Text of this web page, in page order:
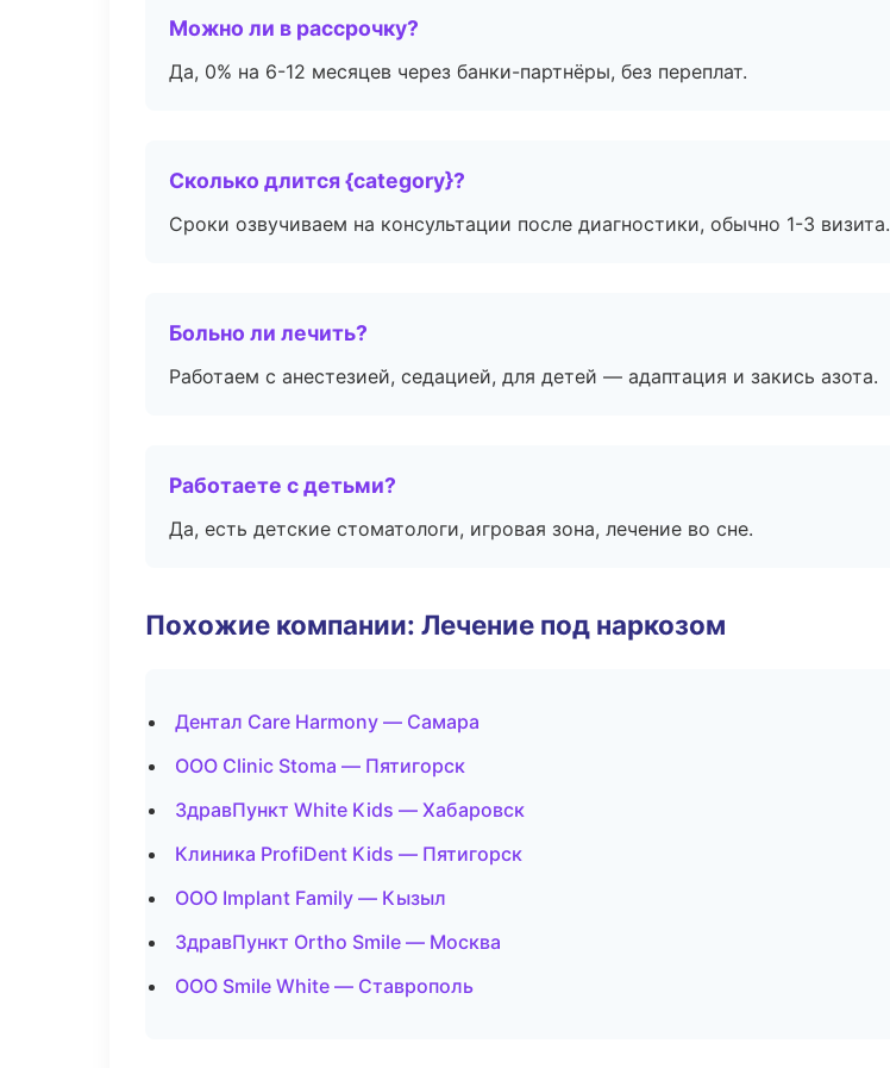
Можно ли в рассрочку?
Да, 0% на 6-12 месяцев через банки-партнёры, без переплат.
Сколько длится {category}?
Сроки озвучиваем на консультации после диагностики, обычно 1-3 визита.
Больно ли лечить?
Работаем с анестезией, седацией, для детей — адаптация и закись азота.
Работаете с детьми?
Да, есть детские стоматологи, игровая зона, лечение во сне.
Похожие компании: Лечение под наркозом
Дентал Care Harmony — Самара
ООО Clinic Stoma — Пятигорск
ЗдравПункт White Kids — Хабаровск
Клиника ProfiDent Kids — Пятигорск
ООО Implant Family — Кызыл
ЗдравПункт Ortho Smile — Москва
ООО Smile White — Ставрополь